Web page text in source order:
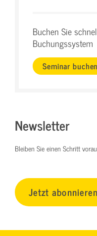
Buchen Sie
Buchungssystem
Seminar buchen
Newsletter
Bleiben Sie einen Schritt
Jetzt abonnieren